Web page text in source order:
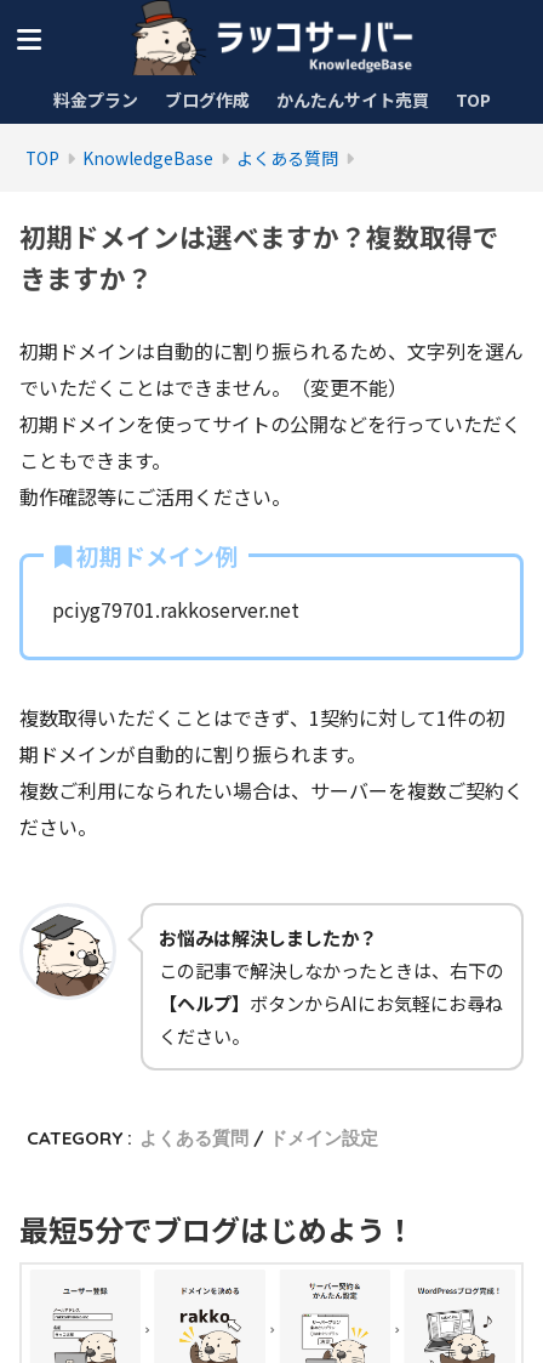
料金プラン ブログ作成 かんたんサイト売買 TOP
TOP KnowledgeBase よくある質問
初期ドメインは選べますか？複数取得で
きますか？
初期ドメインは自動的に割り振られるため、文字列を選ん
でいただくことはできません。（変更不能）
初期ドメインを使ってサイトの公開などを行っていただく
こともできます。
動作確認等にご活用ください。
初期ドメイン例
pciyg79701.rakkoserver.net
複数取得いただくことはできず、1契約に対して1件の初
期ドメインが自動的に割り振られます。
複数ご利用になられたい場合は、サーバーを複数ご契約く
ださい。
お悩みは解決しましたか？
この記事で解決しなかったときは、右下の
【ヘルプ】 ボタンからAIにお気軽にお尋ね
ください。
CATEGORY : よくある質問 ドメイン設定
最短5分でブログはじめよう！